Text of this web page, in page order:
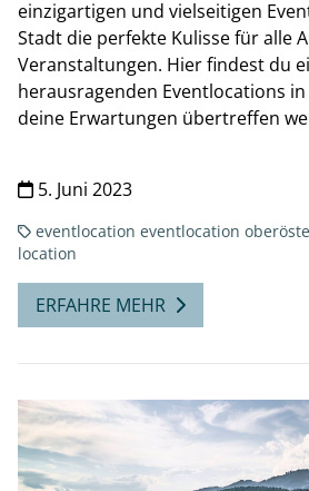
einzigartigen und vielseitigen
Stadt die perfekte Kulisse für alle
Veranstaltungen. Hier findest du
herausragenden Eventlocations
deine Erwartungen übertreffen
5. Juni 2023
eventlocation eventlocation
location
ERFAHRE MEHR